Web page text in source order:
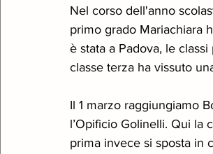
Nel corso dell'anno
primo grado Mariachiara
è stata a Padova, le
classe terza ha vissuto
Il 1 marzo raggiungiamo
l’Opificio Golinelli. Qui la
prima invece si sposta in